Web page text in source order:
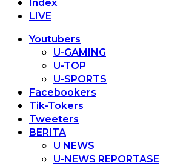
Index
LIVE
Youtubers
U-GAMING
U-TOP
U-SPORTS
Facebookers
Tik-Tokers
Tweeters
BERITA
U NEWS
U-NEWS REPORTASE